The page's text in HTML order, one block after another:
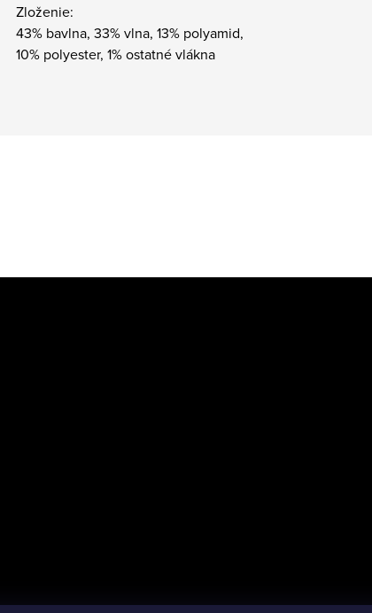
Zloženie:
43% bavlna, 33% vlna, 13% polyamid,
10% polyester, 1% ostatné vlákna